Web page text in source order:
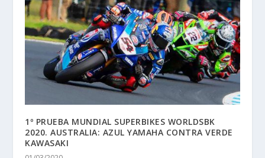
1º PRUEBA MUNDIAL SUPERBIKES WORLDSBK
2020. AUSTRALIA: AZUL YAMAHA CONTRA VERDE
KAWASAKI